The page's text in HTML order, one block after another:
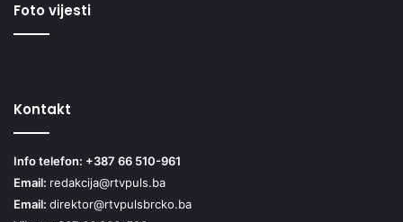
Foto vijesti
Kontakt
Info telefon: +387 66 510-961
Email: redakcija@rtvpuls.ba
Email: direktor@rtvpulsbrcko.ba